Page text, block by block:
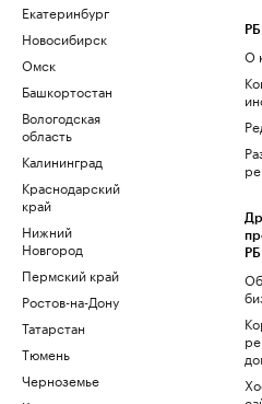
Екатеринбург
Новосибирск
Омск
Башкортостан
Вологодская
область
Калининград
Краснодарский
край
Нижний
Новгород
Пермский край
Ростов-на-Дону
Татарстан
Тюмень
Черноземье
О